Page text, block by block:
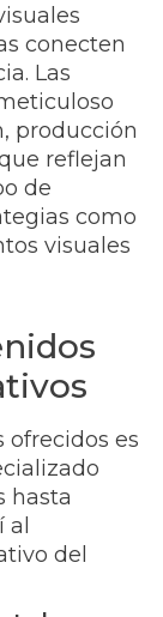
conecten
Las
producción
reflejan
de
como
visuales
ofrecidos es
hasta
al
del